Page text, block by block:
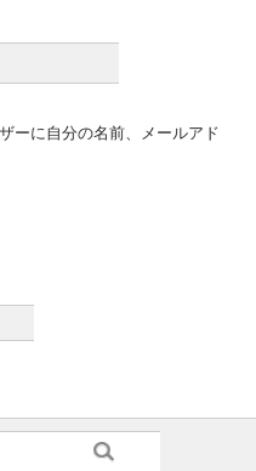
ーに自分の名前、メールアド